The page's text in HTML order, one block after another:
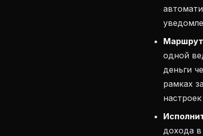
одной
деньги
рамках
дохода в